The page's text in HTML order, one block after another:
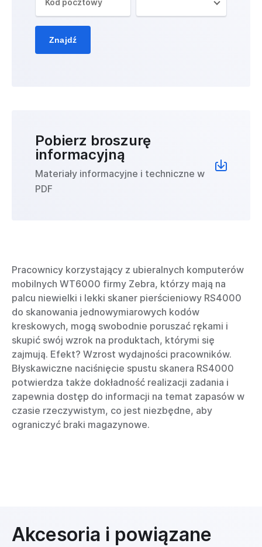
Znajdź
Pobierz broszurę
informacyjną
Materiały informacyjne i techniczne w
PDF
Pracownicy korzystający z ubieralnych komputerów
mobilnych WT6000 firmy Zebra, którzy mają na
palcu niewielki i lekki skaner pierścieniowy RS4000
do skanowania jednowymiarowych kodów
kreskowych, mogą swobodnie poruszać rękami i
skupić swój wzrok na produktach, którymi się
zajmują. Efekt? Wzrost wydajności pracowników.
Błyskawiczne naciśnięcie spustu skanera RS4000
potwierdza także dokładność realizacji zadania i
zapewnia dostęp do informacji na temat zapasów w
czasie rzeczywistym, co jest niezbędne, aby
ograniczyć braki magazynowe.
Akcesoria i powiązane